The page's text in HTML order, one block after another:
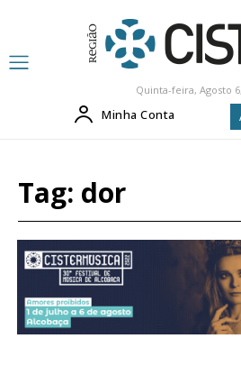
Quinta-feira, Agosto
Minha Conta
Tag: dor